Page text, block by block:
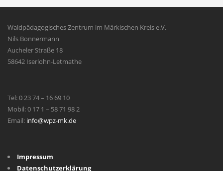
Waldpädagogisches Zentrum im Märkischen Kreis e.V.
Nils Bonnermann
Aucheler Straße 18
58642 Iserlohn-Letmathe
Tel: 0 23 74 – 16 69 10
Mobil: 0 17 1 – 58 71 98 2
Email: info@wpz-mk.de
Impressum
Datenschutzerklärung